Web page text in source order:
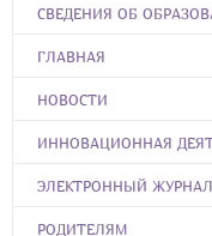
СВЕДЕНИЯ ОБ
ГЛАВНАЯ
НОВОСТИ
ИННОВАЦИОННАЯ
ЭЛЕКТРОННЫЙ
РОДИТЕЛЯМ